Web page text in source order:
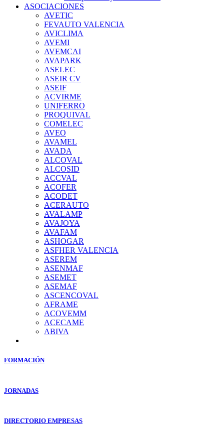
ASOCIACIONES
AVETIC
FEVAUTO VALENCIA
AVICLIMA
AVEMI
AVEMCAI
AVAPARK
ASELEC
ASEIR CV
ASEIF
ACVIRME
UNIFERRO
PROQUIVAL
COMELEC
AVEO
AVAMEL
AVADA
ALCOVAL
ALCOSID
ACCVAL
ACOFER
ACODET
ACERAUTO
AVALAMP
AVAJOYA
AVAFAM
ASHOGAR
ASFHER VALENCIA
ASEREM
ASENMAF
ASEMET
ASEMAF
ASCENCOVAL
AFRAME
ACOVEMM
ACECAME
ABIVA
FORMACIÓN
JORNADAS
DIRECTORIO EMPRESAS